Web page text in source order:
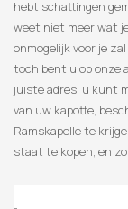
hebt schattingen
weet niet meer wat
onmogelijk voor je
toch bent u op onze
juiste adres, u kunt
van uw kapotte,
Ramskapelle te
staat te kopen, en